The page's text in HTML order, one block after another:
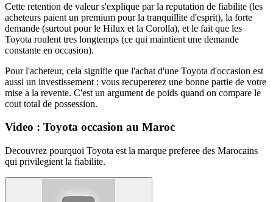
Cette retention de valeur s'explique par la reputation de fiabilite (les
acheteurs paient un premium pour la tranquillite d'esprit), la forte
demande (surtout pour le Hilux et la Corolla), et le fait que les
Toyota roulent tres longtemps (ce qui maintient une demande
constante en occasion).
Pour l'acheteur, cela signifie que l'achat d'une Toyota d'occasion est
aussi un investissement : vous recupererez une bonne partie de votre
mise a la revente. C'est un argument de poids quand on compare le
cout total de possession.
Video : Toyota occasion au Maroc
Decouvrez pourquoi Toyota est la marque preferee des Marocains
qui privilegient la fiabilite.